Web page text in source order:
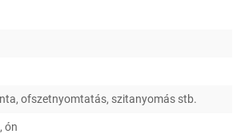
ofszetnyomtatás, szitanyomás stb.
ón